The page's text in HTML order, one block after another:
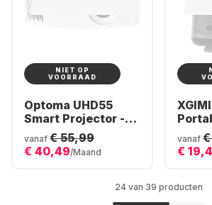
NIET OP
VOORRAAD
Optoma UHD55
Smart Projector -
4K UHD
vanaf € 55,99
€ 40,49/Maand
Full
vanaf
€
24 van 39 producten